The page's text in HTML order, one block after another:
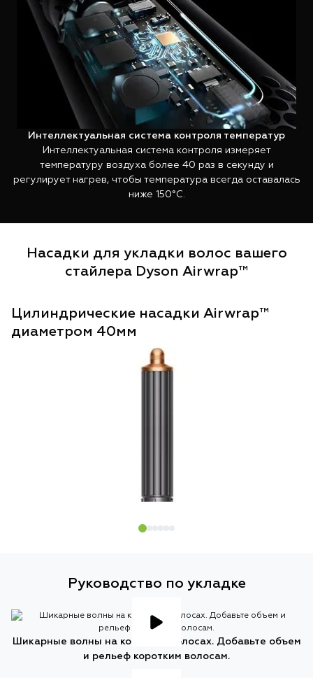
Интеллектуальная система контроля температур
Интеллектуальная система контроля измеряет
температуру воздуха более 40 раз в секунду и
регулирует нагрев, чтобы температура всегда оставалась
ниже 150°C.
Насадки для укладки волос вашего
стайлера Dyson Airwrap™
Цилиндрические насадки Airwrap™
диаметром 40мм
Руководство по укладке
Шикарные волны на коротких волосах. Добавьте объем
и рельеф коротким волосам.